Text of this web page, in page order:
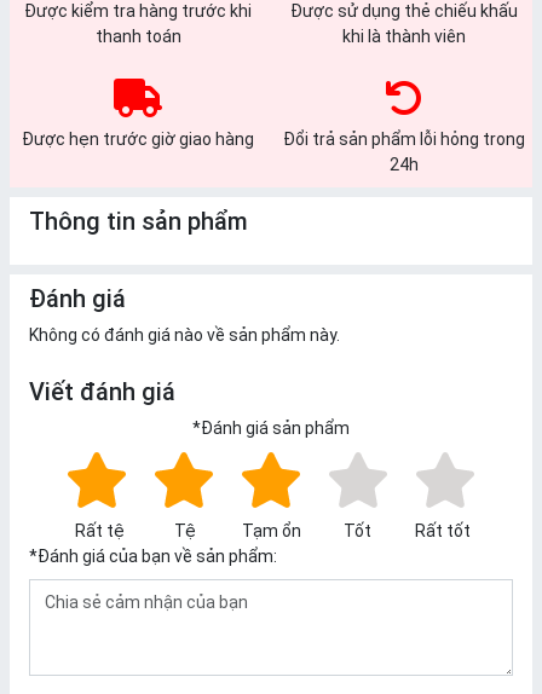
Được kiểm tra hàng trước khi
thanh toán
Được sử dụng thẻ chiếu khấu
khi là thành viên
Được hẹn trước giờ giao hàng
Đổi trả sản phẩm lỗi hỏng trong
24h
Thông tin sản phẩm
Đánh giá
Không có đánh giá nào về sản phẩm này.
Viết đánh giá
*Đánh giá sản phẩm
Rất tệ Tệ Tạm ổn Tốt
Rất tốt
*Đánh giá của bạn về sản phẩm: